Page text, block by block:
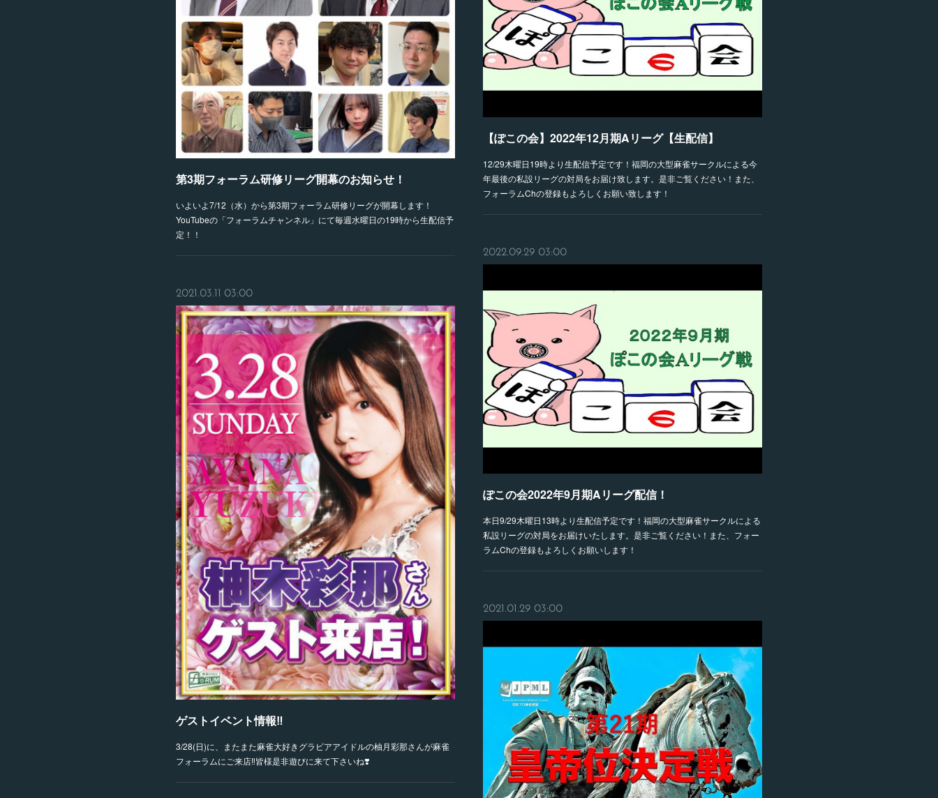
第3期フォーラム研修リーグ開幕のお知らせ！
いよいよ7/12（水）から第3期フォーラム研修リーグが開幕します！
YouTubeの「フォーラムチャンネル」にて毎週水曜日の19時から生配信予
定！！
【ぽこの会】2022年12月期Aリーグ【生配信】
12/29木曜日19時より生配信予定です！福岡の大型麻雀サークルによる今
年最後の私設リーグの対局をお届け致します。是非ご覧ください！また、
フォーラムChの登録もよろしくお願い致します！
2022.09.29 03:00
ぽこの会2022年9月期Aリーグ配信！
本日9/29木曜日13時より生配信予定です！福岡の大型麻雀サークルによる
私設リーグの対局をお届けいたします。是非ご覧ください！また、フォー
ラムChの登録もよろしくお願いします！
2021.03.11 03:00
ゲストイベント情報‼️
3/28(日)に、またまた麻雀大好きグラビアアイドルの柚月彩那さんが麻雀
フォーラムにご来店‼️皆様是非遊びに来て下さいね❣️
2021.01.29 03:00